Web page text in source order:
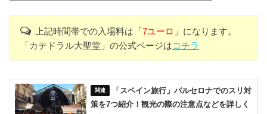
上記時間帯での入場料は「7ユーロ 」になります。
「カテドラル大聖堂」の公式ページはコチラ
「スペイン旅行」バルセロナでのスリ対
策を7つ紹介！観光の際の注意点などを詳しく